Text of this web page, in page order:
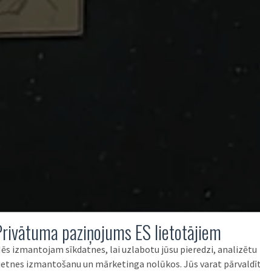
paziņojums ES lietotājiem
izmantojam sīkdatnes, lai uzlabotu jūsu pieredzi, analizētu
izmantošanu un mārketinga nolūkos. Jūs varat pārvaldīt